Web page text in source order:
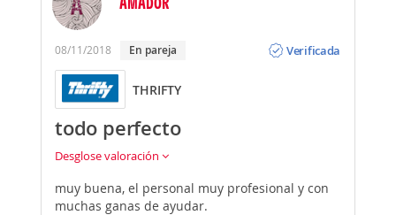
08/11/2018 En pareja
Verificada
THRIFTY
todo perfecto
Desglose valoración
muy buena, el personal muy profesional y con
muchas ganas de ayudar.